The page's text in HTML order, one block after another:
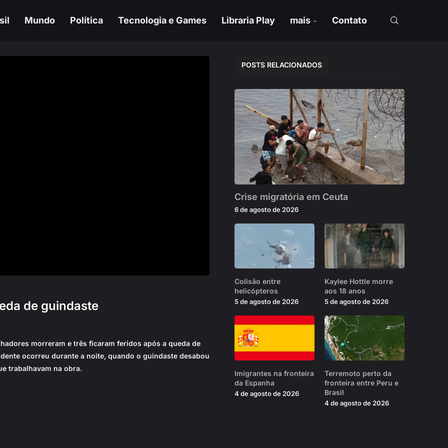
Mundo Política Tecnologia e Games Libraria Play mais Contato
de guindaste
morreram e três ficaram feridos após a queda de
ocorreu durante a noite, quando o guindaste desabou
trabalhavam na obra.
POSTS RELACIONADOS
Crise migratória em Ceuta
6 de agosto de 2026
Colisão entre
helicópteros
5 de agosto de 2026
Kaylee Hottle morre
aos 18 anos
5 de agosto de 2026
Imigrantes na fronteira
da Espanha
4 de agosto de 2026
Terremoto perto da
fronteira entre Peru e
Brasil
4 de agosto de 2026